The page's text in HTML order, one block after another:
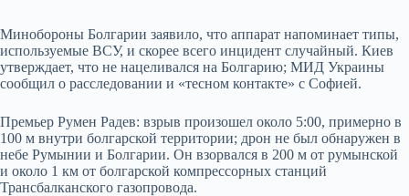
Минобороны Болгарии заявило, что аппарат напоминает типы,
используемые ВСУ, и скорее всего инцидент случайный. Киев
утверждает, что не нацеливался на Болгарию; МИД Украины
сообщил о расследовании и «тесном контакте» с Софией.
Премьер Румен Радев: взрыв произошел около 5:00, примерно в
100 м внутри болгарской территории; дрон не был обнаружен в
небе Румынии и Болгарии. Он взорвался в 200 м от румынской
и около 1 км от болгарской компрессорных станций
Трансбалканского газопровода.